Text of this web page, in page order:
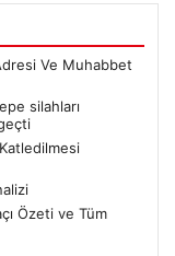
Ve Muhabbet
silahları
Özeti ve Tüm